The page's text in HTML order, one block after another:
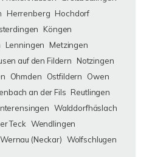
Herrenberg Hochdorf
Köngen
Lenningen
Metzingen
auf den Fildern
Notzingen
Ohmden Ostfildern
Owen
an der Fils Reutlingen
Walddorfhäslach
Teck Wendlingen
Wernau (Neckar) Wolfschlugen